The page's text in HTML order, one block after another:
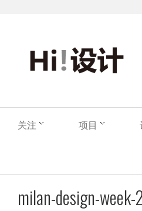
关注 项目
milan-design-